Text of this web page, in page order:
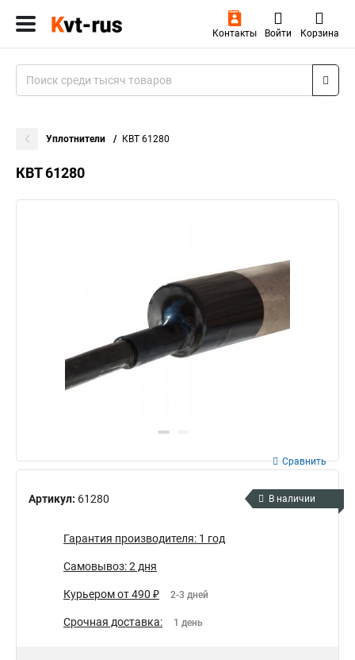
Контакты Войти Корзина
Уплотнители КВТ 61280
КВТ 61280
Артикул: 61280
Сравнить
В наличии
Гарантия производителя: 1 год
Самовывоз: 2 дня
Курьером от 490 ₽ 2-3 дней
Срочная доставка: 1 день